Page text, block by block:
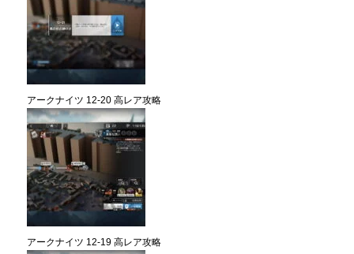
アークナイツ 12-20 高レア攻略
アークナイツ 12-19 高レア攻略